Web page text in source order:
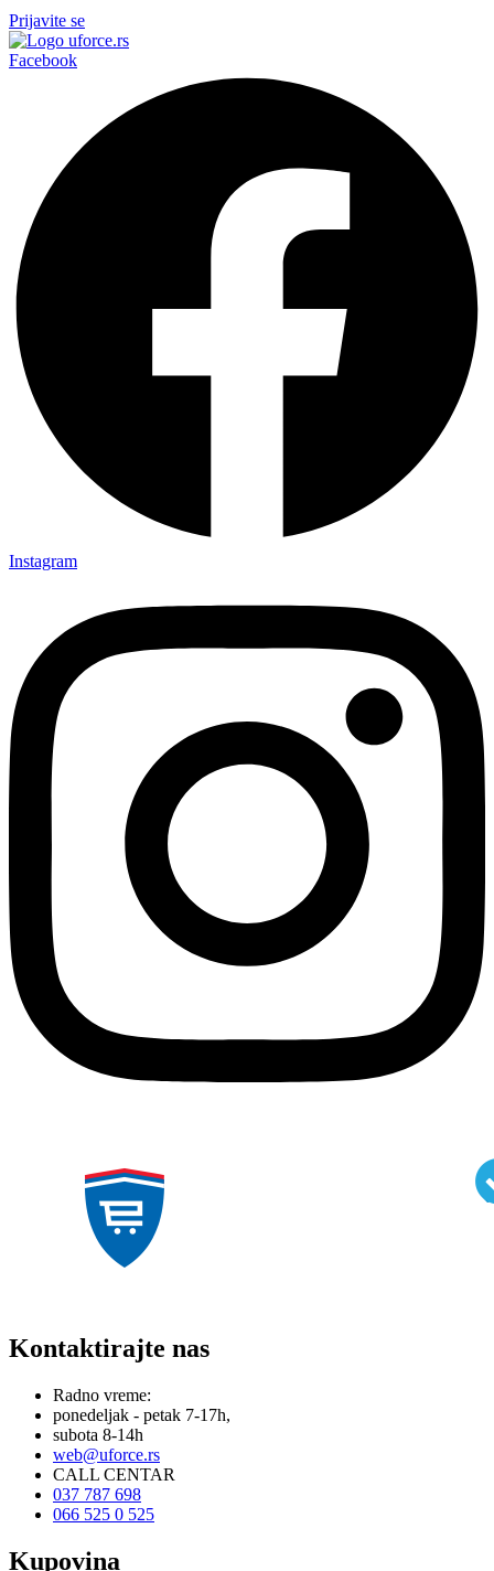
Prijavite se
Facebook
Instagram
Kontaktirajte nas
Radno vreme:
ponedeljak - petak 7-17h,
subota 8-14h
web@uforce.rs
CALL CENTAR
037 787 698
066 525 0 525
Kupovina